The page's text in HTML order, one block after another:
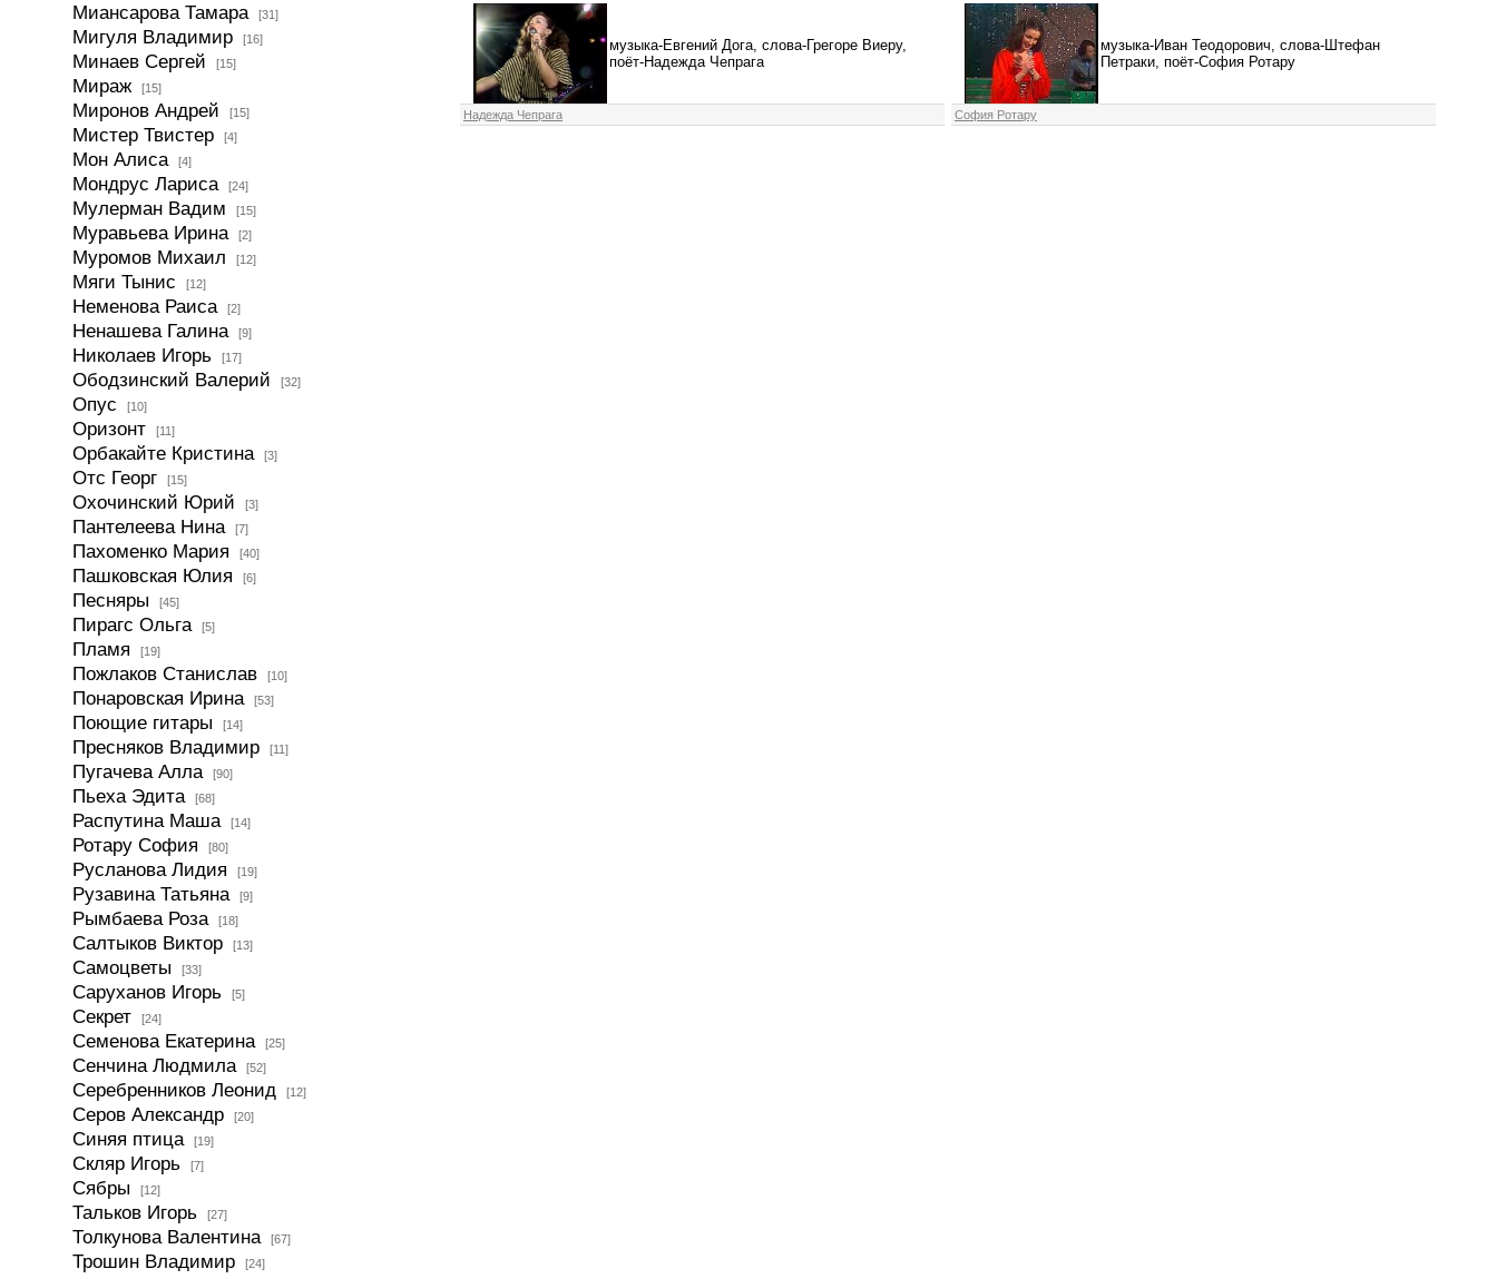
Миансарова Тамара [31]
Мигуля Владимир [16]
Минаев Сергей [15]
Мираж [15]
Миронов Андрей [15]
Мистер Твистер [4]
Мон Алиса [4]
Мондрус Лариса [24]
Мулерман Вадим [15]
Муравьева Ирина [2]
Муромов Михаил [12]
Мяги Тынис [12]
Неменова Раиса [2]
Ненашева Галина [9]
Николаев Игорь [17]
Ободзинский Валерий [32]
Опус [10]
Оризонт [11]
Орбакайте Кристина [3]
Отс Георг [15]
Охочинский Юрий [3]
Пантелеева Нина [7]
Пахоменко Мария [40]
Пашковская Юлия [6]
Песняры [45]
Пирагс Ольга [5]
Пламя [19]
Пожлаков Станислав [10]
Понаровская Ирина [53]
Поющие гитары [14]
Пресняков Владимир [11]
Пугачева Алла [90]
Пьеха Эдита [68]
Распутина Маша [14]
Ротару София [80]
Русланова Лидия [19]
Рузавина Татьяна [9]
Рымбаева Роза [18]
Салтыков Виктор [13]
Самоцветы [33]
Саруханов Игорь [5]
Секрет [24]
Семенова Екатерина [25]
Сенчина Людмила [52]
Серебренников Леонид [12]
Серов Александр [20]
Синяя птица [19]
Скляр Игорь [7]
Сябры [12]
Тальков Игорь [27]
Толкунова Валентина [67]
Трошин Владимир [24]
музыка-Евгений Дога, слова-Грегоре Виеру,
поёт-Надежда Чепрага
Надежда Чепрага
музыка-Иван Теодорович, слова-Штефан
Петраки, поёт-София Ротару
София Ротару